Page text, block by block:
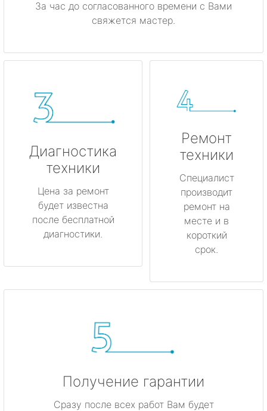
За час до согласованного времени с Вами
свяжется мастер.
Диагностика
техники
Цена за ремонт
будет известна
после бесплатной
диагностики.
Ремонт
техники
Специалист
производит
ремонт на
месте и в
короткий
срок.
Получение гарантии
Сразу после всех работ Вам будет